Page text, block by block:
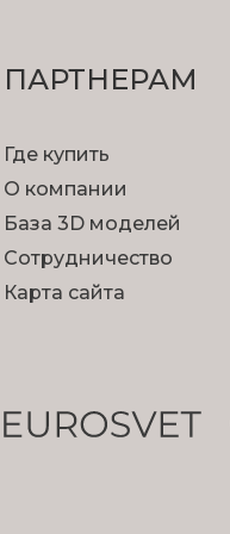
ПАРТНЕРАМ
Где купить
О компании
База 3D моделей
Сотрудничество
Карта сайта